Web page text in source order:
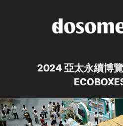
2024 亞太永續博